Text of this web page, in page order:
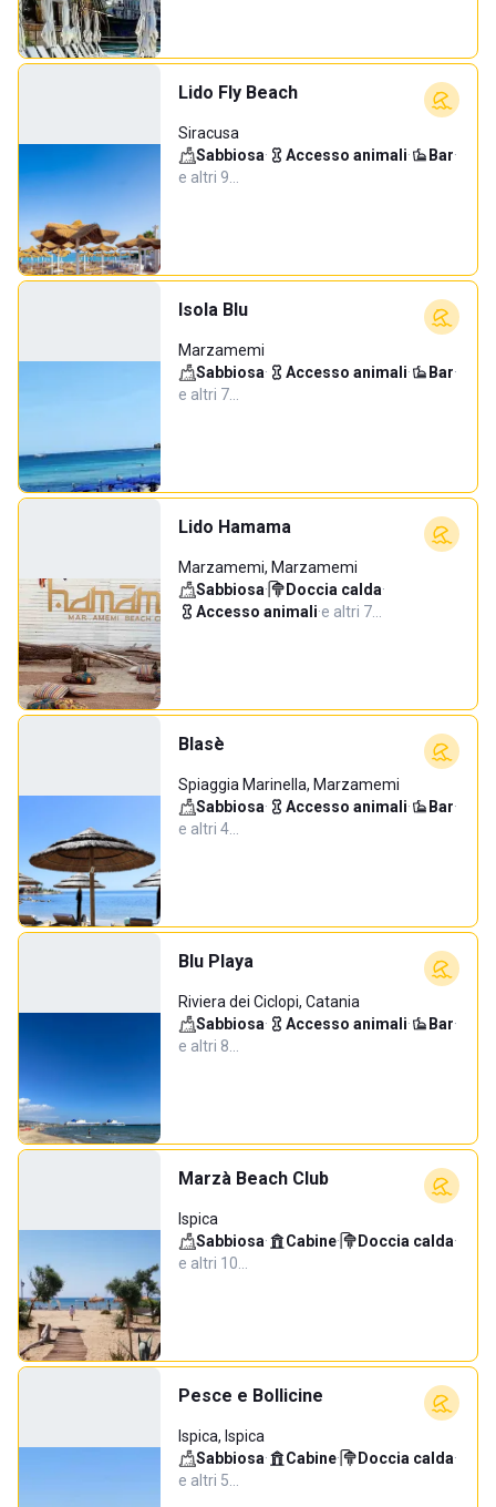
Lido Fly Beach
Siracusa
Sabbiosa· Accesso animali· Bar·
e altri 9…
Isola Blu
Marzamemi
Sabbiosa· Accesso animali· Bar·
e altri 7…
Lido Hamama
Marzamemi, Marzamemi
Sabbiosa· Doccia calda·
Accesso animali·e altri 7…
Blasè
Spiaggia Marinella, Marzamemi
Sabbiosa· Accesso animali· Bar·
e altri 4…
Blu Playa
Riviera dei Ciclopi, Catania
Sabbiosa· Accesso animali· Bar·
e altri 8…
Marzà Beach Club
Ispica
Sabbiosa· Cabine· Doccia calda·
e altri 10…
Pesce e Bollicine
Ispica, Ispica
Sabbiosa· Cabine· Doccia calda·
e altri 5…